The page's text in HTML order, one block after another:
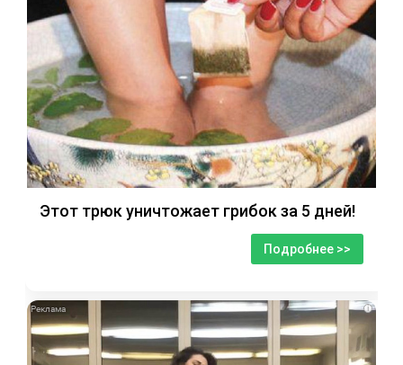
Этот трюк уничтожает грибок за 5 дней!
Подробнее >>
i